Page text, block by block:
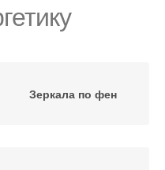
Зеркала по фен